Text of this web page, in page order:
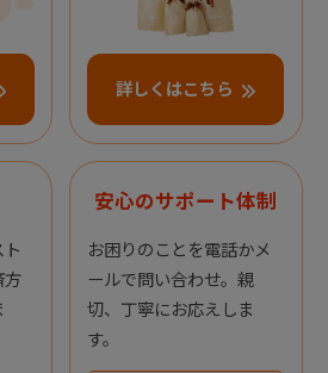
詳しくはこちら
方
安心のサポート体制
お困りのことを電話かメ
ールで問い合わせ。親
切、丁寧にお応えしま
す。